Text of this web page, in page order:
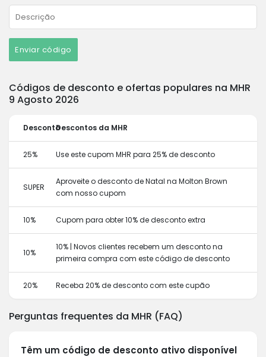
Enviar código
Códigos de desconto e ofertas populares na MHR
9 Agosto 2026
DescontoDescontos da MHR
25% Use este cupom MHR para 25% de desconto
SUPER
Aproveite o desconto de Natal na Molton Brown
com nosso cupom
10% Cupom para obter 10% de desconto extra
10%
10% | Novos clientes recebem um desconto na
primeira compra com este código de desconto
20% Receba 20% de desconto com este cupão
Perguntas frequentes da MHR (FAQ)
Têm um código de desconto ativo disponível